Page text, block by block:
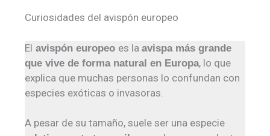
Curiosidades del avispón europeo
El avispón europeo es laavispa más grande
que vive de forma natural en Europa, lo que
explica que muchas personas lo confundan con
especies exóticas o invasoras.
A pesar de su tamaño, suele ser una especie